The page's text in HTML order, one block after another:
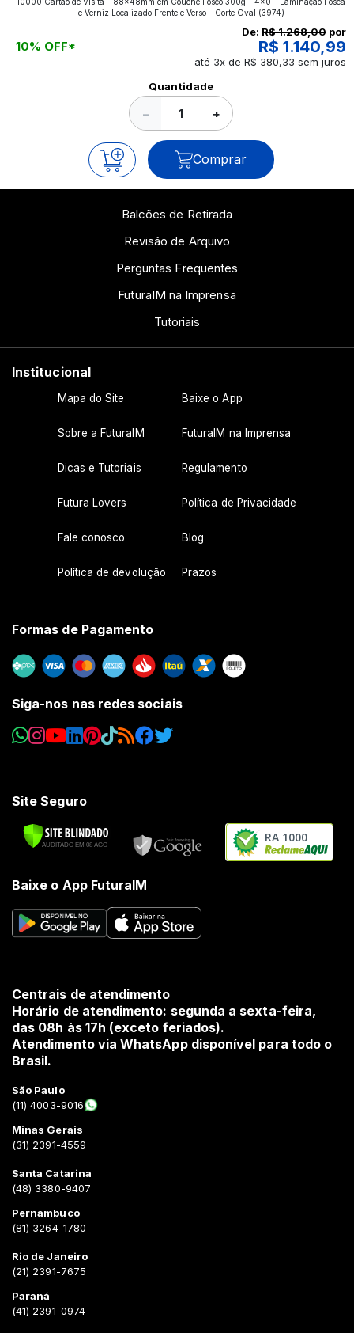
aplicados nos impressos da gráfica FuturaIM? Então,
continue a leitura que vamos revelar para você!
e Verniz Localizado Frente e Verso - Corte Oval
(3974)
10% OFF*
De: R$ 1.268,00 por
R$ 1.140,99
até 3x de R$ 380,33 sem juros
Quantidade
− +
Comprar
Balcões de Retirada
Revisão de Arquivo
Perguntas Frequentes
FuturaIM na Imprensa
Tutoriais
Institucional
Mapa do Site Baixe o App
Sobre a FuturaIM FuturaIM na Imprensa
Dicas e Tutoriais Regulamento
Futura Lovers Política de Privacidade
Fale conosco Blog
Política de devolução Prazos
Formas de Pagamento
Siga-nos nas redes sociais
Site Seguro
RA 1000
Baixe o App FuturaIM
Centrais de atendimento
Horário de atendimento: segunda a sexta-feira,
das 08h às 17h (exceto feriados).
Atendimento via WhatsApp disponível para todo o
Brasil.
São Paulo
(11) 4003-9016
Minas Gerais
(31) 2391-4559
Santa Catarina
(48) 3380-9407
Pernambuco
(81) 3264-1780
Rio de Janeiro
(21) 2391-7675
Paraná
(41) 2391-0974